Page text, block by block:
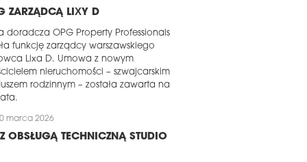
ZARZĄDCĄ LIXY D
doradcza OPG Property Professionals
funkcję zarządcy warszawskiego
Lixa D. Umowa z nowym
nieruchomości – szwajcarskim
rodzinnym – została zawarta na
marca 2026
OBSŁUGĄ TECHNICZNĄ STUDIO